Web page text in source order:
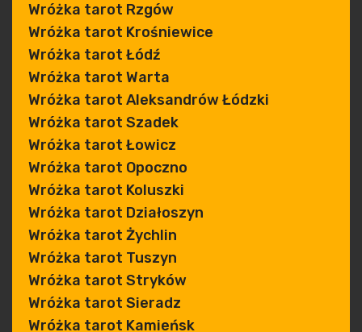
Wróżka tarot Rzgów
Wróżka tarot Krośniewice
Wróżka tarot Łódź
Wróżka tarot Warta
Wróżka tarot Aleksandrów Łódzki
Wróżka tarot Szadek
Wróżka tarot Łowicz
Wróżka tarot Opoczno
Wróżka tarot Koluszki
Wróżka tarot Działoszyn
Wróżka tarot Żychlin
Wróżka tarot Tuszyn
Wróżka tarot Stryków
Wróżka tarot Sieradz
Wróżka tarot Kamieńsk